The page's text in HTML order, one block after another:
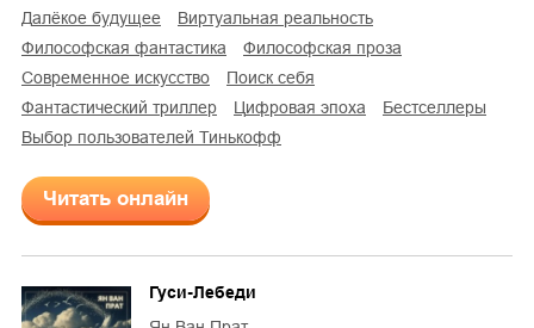
далёкое будущее
виртуальная реальность
философская фантастика
философская проза
современное искусство
поиск себя
фантастический триллер
цифровая эпоха
Бестселлеры
Выбор пользователей Тинькофф
Читать онлайн
Гуси-Лебеди